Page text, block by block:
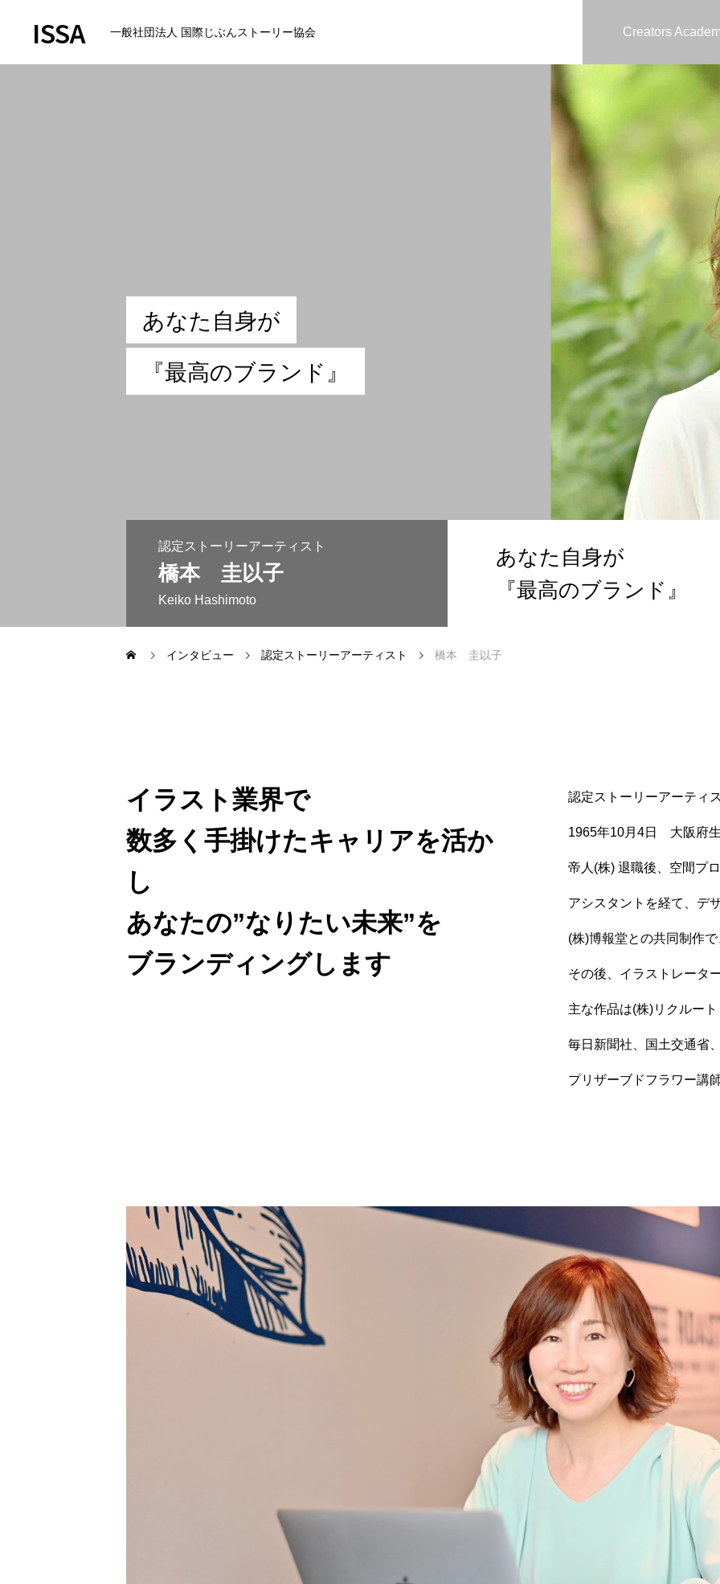
ISSA 一般社団法人 国際じぶんストーリー協会 Creators
製作者の紹介
導入実例紹介
あなた 自身が
『最高のブラ ン ド 』
認定ストーリーアーティスト
橋本 圭以子
Keiko Hashimoto
あなた自身が
『最高のブランド』
インタビュー 認定ストーリーアーティスト 橋本 圭以子
イラスト業界で
数多く手掛けたキャリアを活か
し
あなたの”なりたい未来”を
ブランディングします
認定ストーリーアーティ
1965年10月4日 大阪府生
帝人(株) 退職後、空間プ
アシスタントを経て、デ
(株)博報堂との共同制作
その後、イラストレータ
主な作品は(株)リクルー
毎日新聞社、国土交通省
プリザーブドフラワー講